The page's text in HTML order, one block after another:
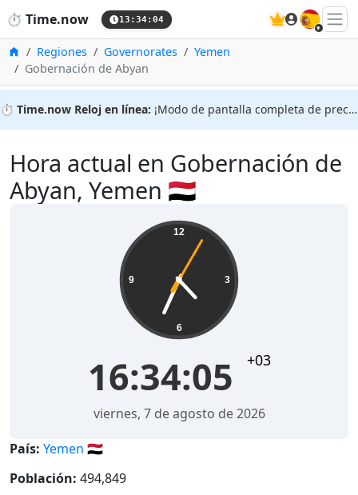
⏱️ Time.now 13:34:05 🇪🇸
InicioRegiones Governorates
Yemen
Gobernación de Abyan
⏱️ Time.now Reloj en línea: ¡Modo de pantalla completa de precisión!
Hora actual en Gobernación de
Abyan, Yemen 🇾🇪
12
3
6
9
16:34:05 +03
viernes, 7 de agosto de 2026
País: Yemen 🇾🇪
Población: 494,849